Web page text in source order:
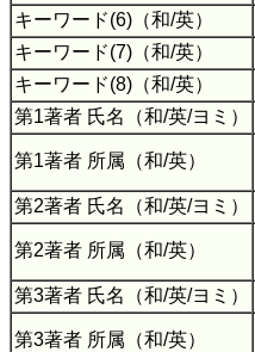
キーワード(6)（和/英）
キーワード(7)（和/英）
キーワード(8)（和/英）
第1著者 氏名（和/英/ヨミ）
第1著者 所属（和/英）
第2著者 氏名（和/英/ヨミ）
第2著者 所属（和/英）
第3著者 氏名（和/英/ヨミ）
第3著者 所属（和/英）